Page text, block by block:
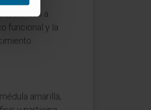
tienden a
funcional y la
amarilla,